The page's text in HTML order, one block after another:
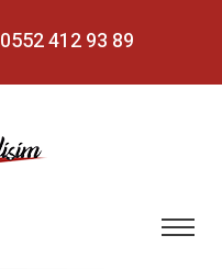
0552 412 93 89